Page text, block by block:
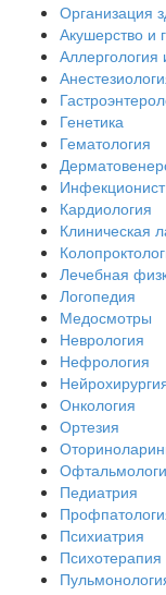
Организация
Акушерство и
Генетика
Гематология
Инфекционист
Кардиология
Клиническая
Лечебная
Логопедия
Медосмотры
Неврология
Нефрология
Онкология
Ортезия
Педиатрия
Психиатрия
Психотерапия